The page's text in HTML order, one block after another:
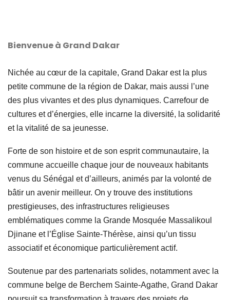
Bienvenue à Grand Dakar
Nichée au cœur de la capitale, Grand Dakar est la plus
petite commune de la région de Dakar, mais aussi l’une
des plus vivantes et des plus dynamiques. Carrefour de
cultures et d’énergies, elle incarne la diversité, la solidarité
et la vitalité de sa jeunesse.
Forte de son histoire et de son esprit communautaire, la
commune accueille chaque jour de nouveaux habitants
venus du Sénégal et d’ailleurs, animés par la volonté de
bâtir un avenir meilleur. On y trouve des institutions
prestigieuses, des infrastructures religieuses
emblématiques comme la Grande Mosquée Massalikoul
Djinane et l’Église Sainte-Thérèse, ainsi qu’un tissu
associatif et économique particulièrement actif.
Soutenue par des partenariats solides, notamment avec la
commune belge de Berchem Sainte-Agathe, Grand Dakar